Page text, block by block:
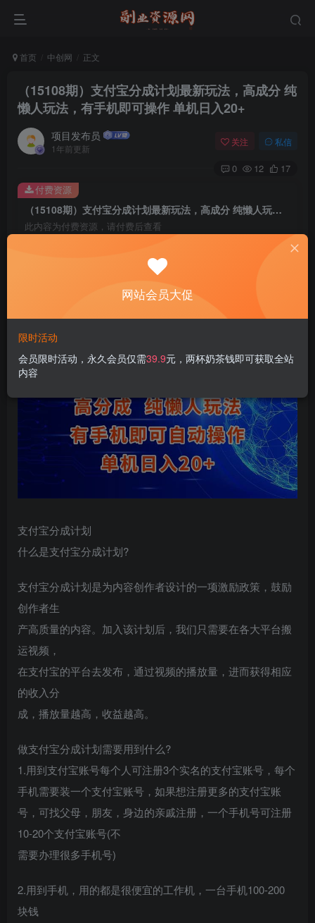
首页 中创网 正文
（15108期）支付宝分成计划最新玩法，高成分 纯
懒人玩法，有手机即可操作 单机日入20+
项目发布员
1年前更新
关注 私信
0 12 17
（15108期）支付宝分成计划最新玩法，高成分 纯懒人玩法，有手机即可操作 单机日入20+
此内容为付费资源，请付费后查看
￥4
付费资源
支付宝分成计划
什么是支付宝分成计划?
支付宝分成计划是为内容创作者设计的一项激励政策，鼓励
创作者生
产高质量的内容。加入该计划后，我们只需要在各大平台搬
运视频，
在支付宝的平台去发布，通过视频的播放量，进而获得相应
的收入分
成，播放量越高，收益越高。
做支付宝分成计划需要用到什么?
1.用到支付宝账号每个人可注册3个实名的支付宝账号，每个
手机需要装一个支付宝账号，如果想注册更多的支付宝账
号，可找父母，朋友，身边的亲戚注册，一个手机号可注册
10-20个支付宝账号(不
需要办理很多手机号)
2.用到手机，用的都是很便宜的工作机，一台手机100-200
块钱
网站会员大促
限时活动
会员限时活动，永久会员仅需39.9元，两杯奶茶钱即可获取全站
内容